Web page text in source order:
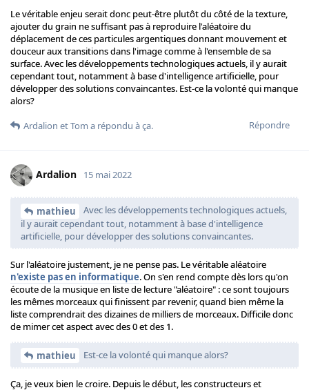
Le véritable enjeu serait donc peut-être plutôt du côté de la texture,
ajouter du grain ne suffisant pas à reproduire l'aléatoire du
déplacement de ces particules argentiques donnant mouvement et
douceur aux transitions dans l'image comme à l'ensemble de sa
surface. Avec les développements technologiques actuels, il y aurait
cependant tout, notamment à base d'intelligence artificielle, pour
développer des solutions convaincantes. Est-ce la volonté qui manque
alors?
Répondre
Ardalion etTom a répondu à ça.
Ardalion 15 mai 2022
mathieu
Avec les développements technologiques actuels,
il y aurait cependant tout, notamment à base d'intelligence
artificielle, pour développer des solutions convaincantes.
Sur l'aléatoire justement, je ne pense pas. Le véritable aléatoire
n'existe pas en informatique. On s'en rend compte dès lors qu'on
écoute de la musique en liste de lecture "aléatoire" : ce sont toujours
les mêmes morceaux qui finissent par revenir, quand bien même la
liste comprendrait des dizaines de milliers de morceaux. Difficile donc
de mimer cet aspect avec des 0 et des 1.
mathieu Est-ce la volonté qui manque alors?
Ça, je veux bien le croire. Depuis le début, les constructeurs et